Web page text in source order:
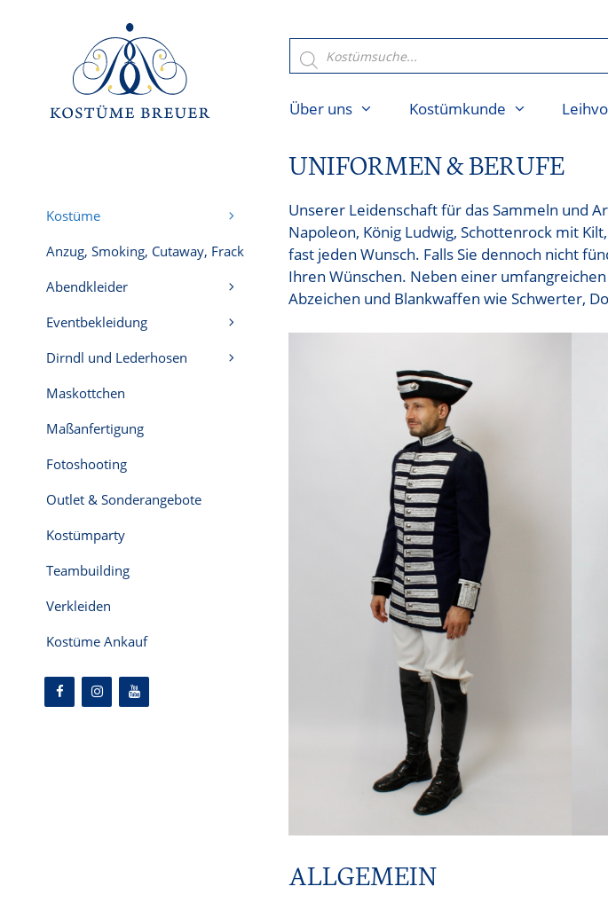
Products
search
Über uns Kostümkunde
UNIFORMEN & BERUFE
Unserer Leidenschaft für das Sammeln und
Napoleon, König Ludwig, Schottenrock mit
fast jeden Wunsch. Falls Sie dennoch nicht
Ihren Wünschen. Neben einer
Abzeichen und Blankwaffen wie Schwerter,
ALLGEMEIN
Kostüme
Anzug, Smoking, Cutaway, Frack
Abendkleider
Eventbekleidung
Dirndl und Lederhosen
Maskottchen
Maßanfertigung
Fotoshooting
Outlet & Sonderangebote
Kostümparty
Teambuilding
Verkleiden
Kostüme Ankauf